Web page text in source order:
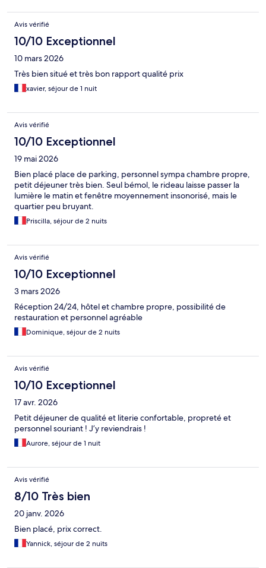
Avis vérifié
10/10 Exceptionnel
10 mars 2026
Très bien situé et très bon rapport qualité prix
xavier, séjour de 1 nuit
Avis vérifié
10/10 Exceptionnel
19 mai 2026
Bien placé place de parking, personnel sympa chambre propre,
petit déjeuner très bien. Seul bémol, le rideau laisse passer la
lumière le matin et fenêtre moyennement insonorisé, mais le
quartier peu bruyant.
Priscilla, séjour de 2 nuits
Avis vérifié
10/10 Exceptionnel
3 mars 2026
Réception 24/24, hôtel et chambre propre, possibilité de
restauration et personnel agréable
Dominique, séjour de 2 nuits
Avis vérifié
10/10 Exceptionnel
17 avr. 2026
Petit déjeuner de qualité et literie confortable, propreté et
personnel souriant ! J’y reviendrais !
Aurore, séjour de 1 nuit
Avis vérifié
8/10 Très bien
20 janv. 2026
Bien placé, prix correct.
Yannick, séjour de 2 nuits